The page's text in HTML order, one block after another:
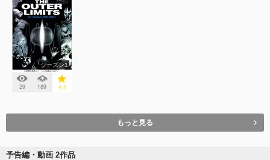
シーズン1
29 189 4.2
もっと見る
予告編・動画 2作品